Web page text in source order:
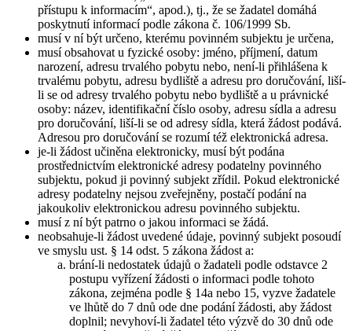
přístupu k informacím“, apod.), tj., že se žadatel domáhá
poskytnutí informací podle zákona č. 106/1999 Sb.
musí v ní být určeno, kterému povinném subjektu je určena,
musí obsahovat u fyzické osoby: jméno, příjmení, datum
narození, adresu trvalého pobytu nebo, není-li přihlášena k
trvalému pobytu, adresu bydliště a adresu pro doručování, liší-
li se od adresy trvalého pobytu nebo bydliště a u právnické
osoby: název, identifikační číslo osoby, adresu sídla a adresu
pro doručování, liší-li se od adresy sídla, která žádost podává.
Adresou pro doručování se rozumí též elektronická adresa.
je-li žádost učiněna elektronicky, musí být podána
prostřednictvím elektronické adresy podatelny povinného
subjektu, pokud ji povinný subjekt zřídil. Pokud elektronické
adresy podatelny nejsou zveřejněny, postačí podání na
jakoukoliv elektronickou adresu povinného subjektu.
musí z ní být patrno o jakou informaci se žádá.
neobsahuje-li žádost uvedené údaje, povinný subjekt posoudí
ve smyslu ust. § 14 odst. 5 zákona žádost a:
brání-li nedostatek údajů o žadateli podle odstavce 2
postupu vyřízení žádosti o informaci podle tohoto
zákona, zejména podle § 14a nebo 15, vyzve žadatele
ve lhůtě do 7 dnů ode dne podání žádosti, aby žádost
doplnil; nevyhoví-li žadatel této výzvě do 30 dnů ode